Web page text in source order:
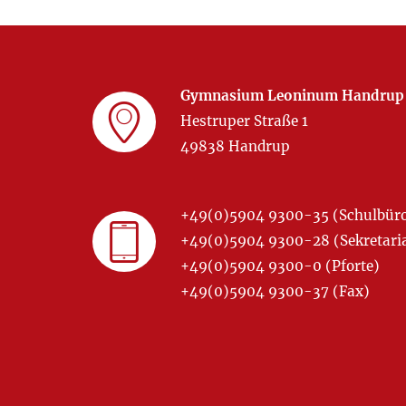
Gymnasium Leoninum Handrup
Hestruper Straße 1
49838 Handrup
+49(0)5904 9300-35
+49(0)5904 9300-28
+49(0)5904 9300-0 (Pforte)
+49(0)5904 9300-37 (Fax)